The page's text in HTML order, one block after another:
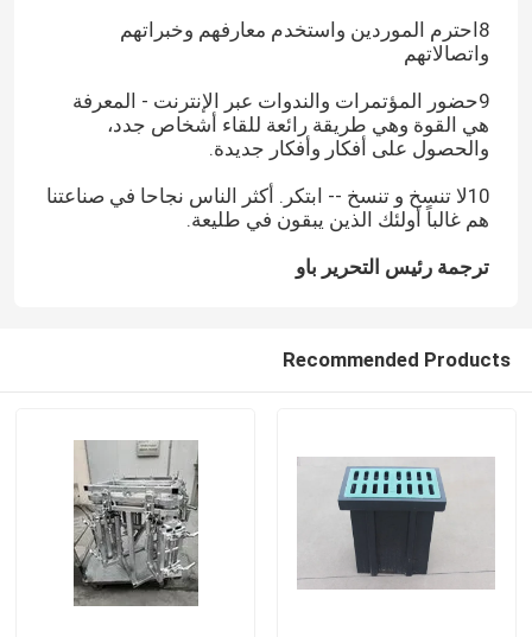
8احترم الموردين واستخدم معارفهم وخبراتهم
واتصالاتهم
9حضور المؤتمرات والندوات عبر الإنترنت - المعرفة
هي القوة وهي طريقة رائعة للقاء أشخاص جدد،
والحصول على أفكار وأفكار جديدة.
10لا تنسخ و تنسخ -- ابتكر. أكثر الناس نجاحا في صناعتنا
هم غالباً أولئك الذين يبقون في طليعة.
ترجمة رئيس التحرير باو
Recommended Products